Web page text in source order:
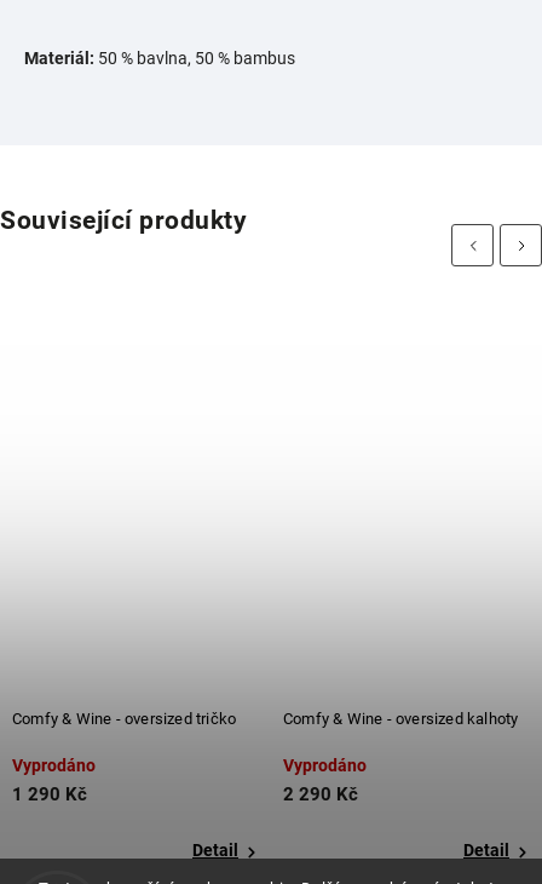
Materiál: 50 % bavlna, 50 % bambus
Související produkty
Previous
Comfy & Wine - oversized tričko
Vyprodáno
1 290 Kč
Detail
Comfy & Wine - oversized kalhoty
Vyprodáno
2 290 Kč
Detail
Next